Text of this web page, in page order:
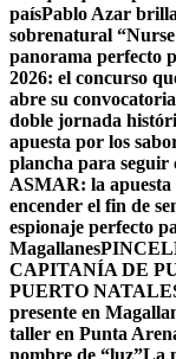
paísPablo Azar
sobrenatural
panorama perfecto
2026: el concurso
abre su convocatoria
doble jornada
apuesta por los
plancha para seguir
ASMAR: la apuesta
encender el fin de
espionaje perfecto
Magallanes
CAPITANÍA DE
PUERTO
presente en
taller en Punta